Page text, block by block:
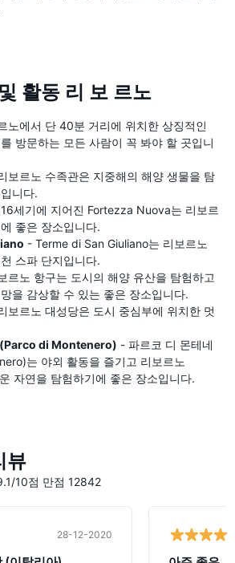
활동 리 보 르노
노에서 단 40분 거리에 위치한 상징적인
방문하는 모든 사람이 꼭 봐야 할 곳입니
보르노 수족관은 지중해의 해양 생물을 탐
니다.
세기에 지어진 Fortezza Nuova는 리보르
좋은 장소입니다.
- Terme di San Giuliano는 리보르노
스파 단지입니다.
르노 항구는 도시의 해양 유산을 탐험하고
을 감상할 수 있는 좋은 장소입니다.
보르노 대성당은 도시 중심부에 위치한 멋
(Parco di Montenero) - 파르코 디 몬테네
는 야외 활동을 즐기고 리보르노
자연을 탐험하기에 좋은 장소입니다.
뷰
10점 만점 12842
28-12-2020